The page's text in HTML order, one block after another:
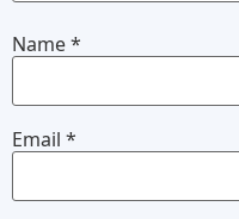
Name*
Email *